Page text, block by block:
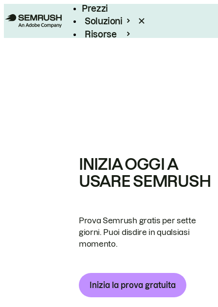
Prezzi
Soluzioni
Risorse
INIZIA OGGI A
USARE SEMRUSH
Prova Semrush gratis per sette
giorni. Puoi disdire in qualsiasi
momento.
Inizia la prova gratuita